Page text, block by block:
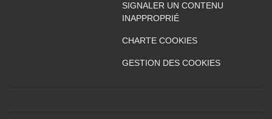
SIGNALER UN CONTENU
INAPPROPRIÉ
CHARTE COOKIES
GESTION DES COOKIES